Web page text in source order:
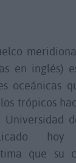
en inglés)
oceánicas
trópicos
que su